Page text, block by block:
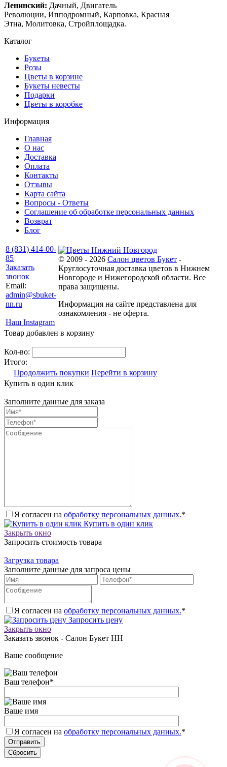
Ленинский: Дачный, Двигатель
Революции, Ипподромный, Карповка, Красная
Этна, Молитовка, Стройплощадка.
Каталог
Букеты
Розы
Цветы в корзине
Букеты невесты
Подарки
Цветы в коробке
Информация
Главная
О нас
Доставка
Оплата
Контакты
Отзывы
Карта сайта
Вопросы - Ответы
Соглашение об обработке персональных данных
Возврат
Блог
8 (831) 414-00-
85
Заказать
звонок
Email:
admin@sbuket-
nn.ru
Наш Instagram
© 2009 - 2026 Салон цветов Букет -
Круглосуточная доставка цветов в Нижнем
Новгороде и Нижегородской области. Все
права защищены.
Информация на сайте представлена для
ознакомления - не оферта.
Товар добавлен в корзину
Кол-во:
Итого:
Продолжить покупки Перейти в корзину
Купить в один клик
Заполните данные для заказа
Я согласен на обработку персональных данных.*
Купить в один клик
Закрыть окно
Запросить стоимость товара
Загрузка товара
Заполните данные для запроса цены
Я согласен на обработку персональных данных.*
Запросить цену
Закрыть окно
Заказать звонок - Салон Букет НН
Ваше сообщение
Ваш телефон*
Ваше имя
Я согласен на обработку персональных данных.*